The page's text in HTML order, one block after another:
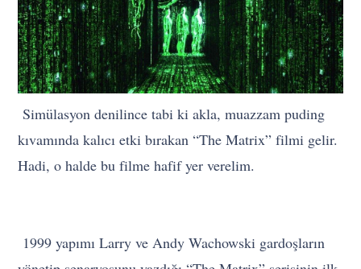
Simülasyon denilince tabi ki akla, muazzam puding
kıvamında kalıcı etki bırakan “The Matrix” filmi gelir.
Hadi, o halde bu filme hafif yer verelim.
1999 yapımı Larry ve Andy Wachowski gardoşların